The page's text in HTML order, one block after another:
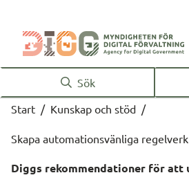
Sök
Start / Kunskap och stöd /
Skapa automationsvänliga regelverk
Diggs rekommendationer för att